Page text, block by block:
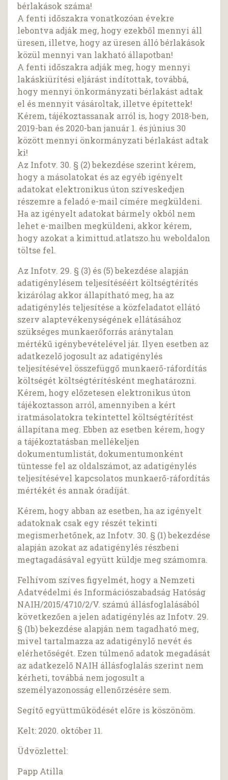
bérlakások száma!
A fenti időszakra vonatkozóan évekre
lebontva adják meg, hogy ezekből mennyi áll
üresen, illetve, hogy az üresen álló bérlakások
közül mennyi van lakható állapotban!
A fenti időszakra adják meg, hogy mennyi
lakáskiürítési eljárást indítottak, továbbá,
hogy mennyi önkormányzati bérlakást adtak
el és mennyit vásároltak, illetve építettek!
Kérem, tájékoztassanak arról is, hogy 2018-ben,
2019-ban és 2020-ban január 1. és június 30
között mennyi önkormányzati bérlakást adtak
ki!
Az Infotv. 30. § (2) bekezdése szerint kérem,
hogy a másolatokat és az egyéb igényelt
adatokat elektronikus úton szíveskedjen
részemre a feladó e-mail címére megküldeni.
Ha az igényelt adatokat bármely okból nem
lehet e-mailben megküldeni, akkor kérem,
hogy azokat a kimittud.atlatszo.hu weboldalon
töltse fel.
Az Infotv. 29. § (3) és (5) bekezdése alapján
adatigénylésem teljesítéséért költségtérítés
kizárólag akkor állapítható meg, ha az
adatigénylés teljesítése a közfeladatot ellátó
szerv alaptevékenységének ellátásához
szükséges munkaerőforrás aránytalan
mértékű igénybevételével jár. Ilyen esetben az
adatkezelő jogosult az adatigénylés
teljesítésével összefüggő munkaerő-ráfordítás
költségét költségtérítésként meghatározni.
Kérem, hogy előzetesen elektronikus úton
tájékoztasson arról, amennyiben a kért
iratmásolatokra tekintettel költségtérítést
állapítana meg. Ebben az esetben kérem, hogy
a tájékoztatásban mellékeljen
dokumentumlistát, dokumentumonként
tüntesse fel az oldalszámot, az adatigénylés
teljesítésével kapcsolatos munkaerő-ráfordítás
mértékét és annak óradíját.
Kérem, hogy abban az esetben, ha az igényelt
adatoknak csak egy részét tekinti
megismerhetőnek, az Infotv. 30. § (1) bekezdése
alapján azokat az adatigénylés részbeni
megtagadásával együtt küldje meg számomra.
Felhívom szíves figyelmét, hogy a Nemzeti
Adatvédelmi és Információszabadság Hatóság
NAIH/2015/4710/2/V. számú állásfoglalásából
következően a jelen adatigénylés az Infotv. 29.
§ (1b) bekezdése alapján nem tagadható meg,
mivel tartalmazza az adatigénylő nevét és
elérhetőségét. Ezen túlmenő adatok megadását
az adatkezelő NAIH állásfoglalás szerint nem
kérheti, továbbá nem jogosult a
személyazonosság ellenőrzésére sem.
Segítő együttműködését előre is köszönöm.
Kelt: 2020. október 11.
Üdvözlettel:
Papp Atilla